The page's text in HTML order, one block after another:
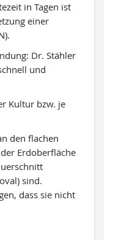
in Tagen ist
einer
Dr. Stähler
und
Kultur bzw. je
den flachen
Erdoberfläche
sind.
dass sie nicht